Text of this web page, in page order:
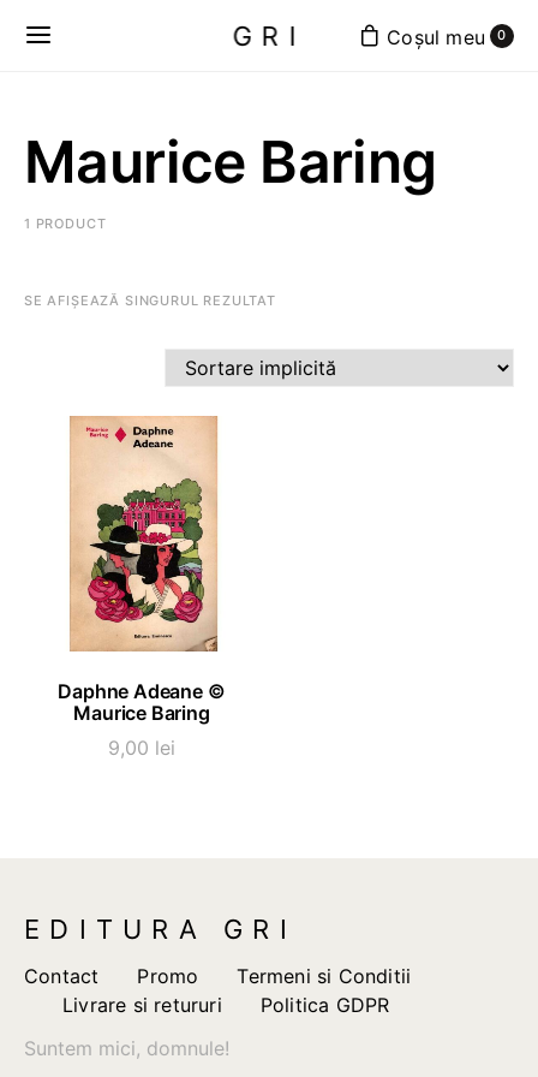
GRI 0
Maurice Baring
1 PRODUCT
SE AFIȘEAZĂ SINGURUL REZULTAT
ADAUGĂ ÎN COȘ
Daphne Adeane ©
Maurice Baring
9,00 lei
EDITURA GRI
Contact Promo
Termeni si Conditii
Livrare si retururi
Politica GDPR
Suntem mici, domnule!